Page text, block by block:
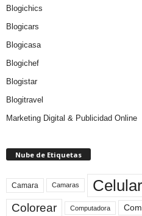
Blogichics
Blogicars
Blogicasa
Blogichef
Blogistar
Blogitravel
Marketing Digital & Publicidad Online
Nube de Etiquetas
Camara Camaras Celular
Colorear Computadora